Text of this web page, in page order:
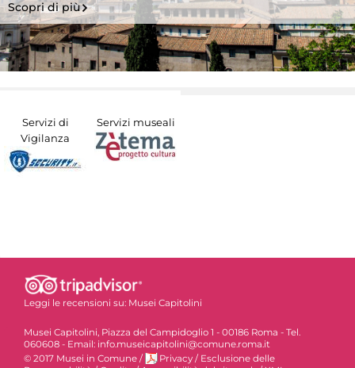
Scopri di più
Servizi di
Vigilanza
Servizi museali
Leggi le recensioni su: Musei Capitolini
Musei Capitolini, Piazza del Campidoglio 1 - 00186 Roma - Tel.
060608 - Email: info.museicapitolini@comune.roma.it
© 2017 Musei in Comune / Privacy / Esclusione delle